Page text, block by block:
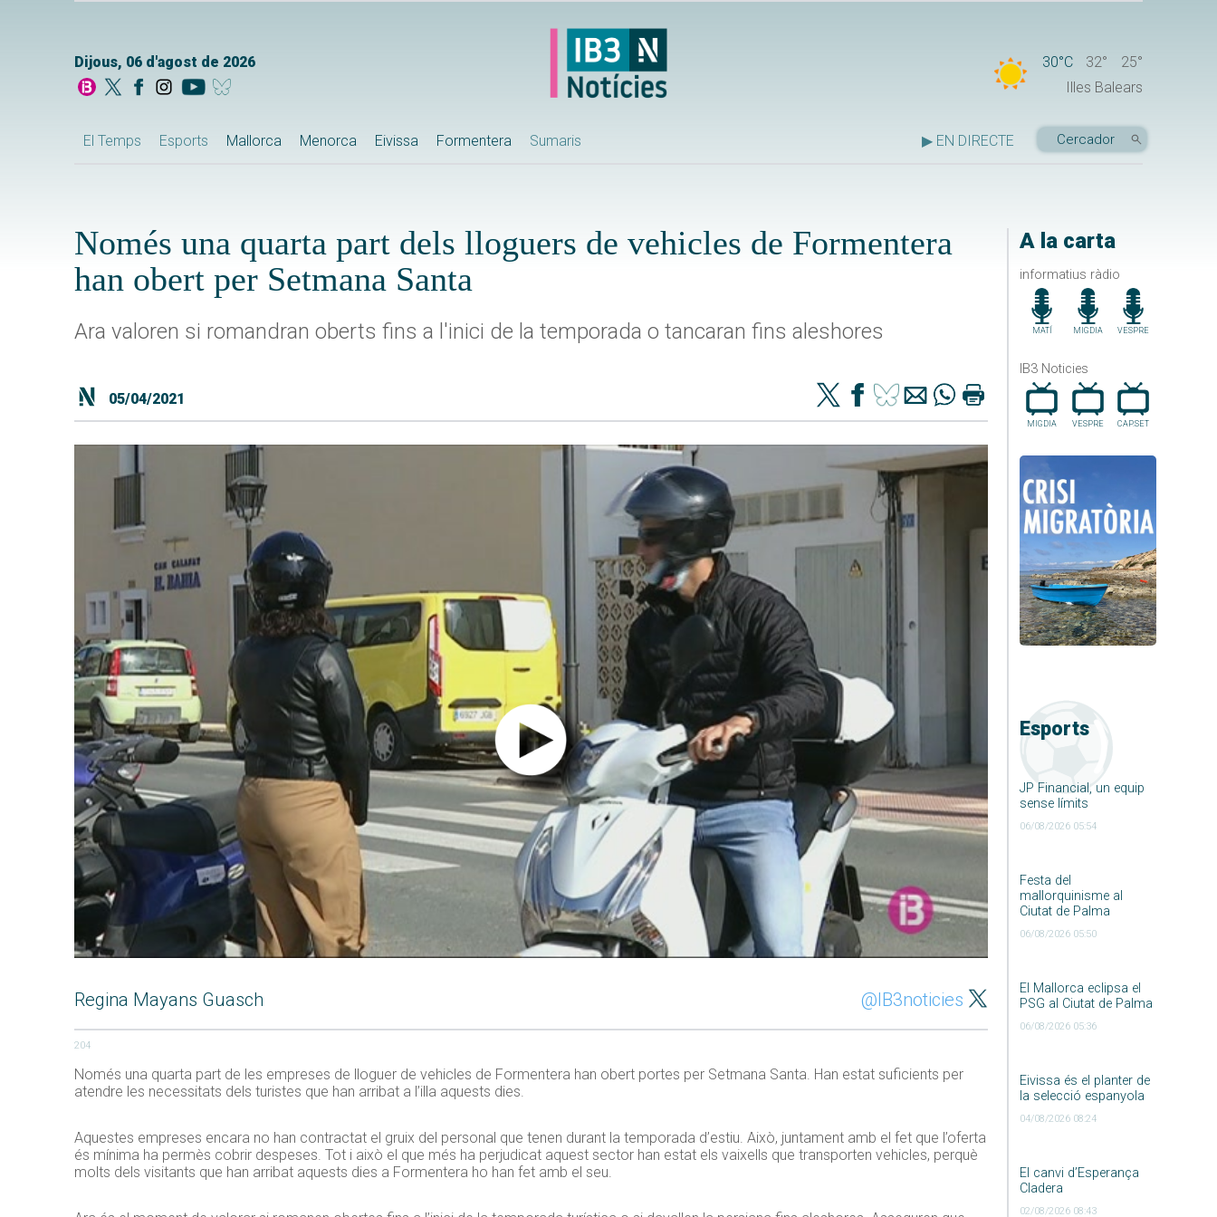
Dijous, 06 d'agost de 2026 30°C 32°
25°
Illes Balears
El Temps Esports Mallorca Menorca Eivissa Formentera Sumaris ▶ EN DIRECTE
A la carta
informatius ràdio
MATÍ MIGDIA VESPRE
IB3 Noticies
MIGDIA VESPRE CAP.SET
Esports
JP Financial, un equip
sense límits
06/08/2026 05:54
Festa del
mallorquinisme al
Ciutat de Palma
06/08/2026 05:50
El Mallorca eclipsa el
PSG al Ciutat de Palma
06/08/2026 05:36
Eivissa és el planter de
la selecció espanyola
04/08/2026 08:24
El canvi d’Esperança
Cladera
02/08/2026 08:43
Només una quarta part dels lloguers de vehicles de Formentera
han obert per Setmana Santa
Ara valoren si romandran oberts fins a l'inici de la temporada o tancaran fins aleshores
05/04/2021
Regina Mayans Guasch @IB3noticies
204
Només una quarta part de les empreses de lloguer de vehicles de Formentera han obert portes per Setmana Santa. Han estat suficients per
atendre les necessitats dels turistes que han arribat a l’illa aquests dies.
Aquestes empreses encara no han contractat el gruix del personal que tenen durant la temporada d’estiu. Això, juntament amb el fet que l’oferta
és mínima ha permès cobrir despeses. Tot i això el que més ha perjudicat aquest sector han estat els vaixells que transporten vehicles, perquè
molts dels visitants que han arribat aquests dies a Formentera ho han fet amb el seu.